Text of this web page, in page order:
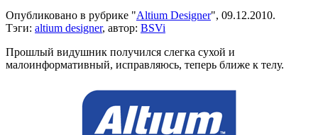
Designer
часть
Опубликовано в рубрике "Altium Designer", 09.12.2010.
Тэги: altium designer, автор: BSVi
Прошлый видушник получился слегка сухой и
малоинформативный, исправляюсь, теперь ближе к телу.